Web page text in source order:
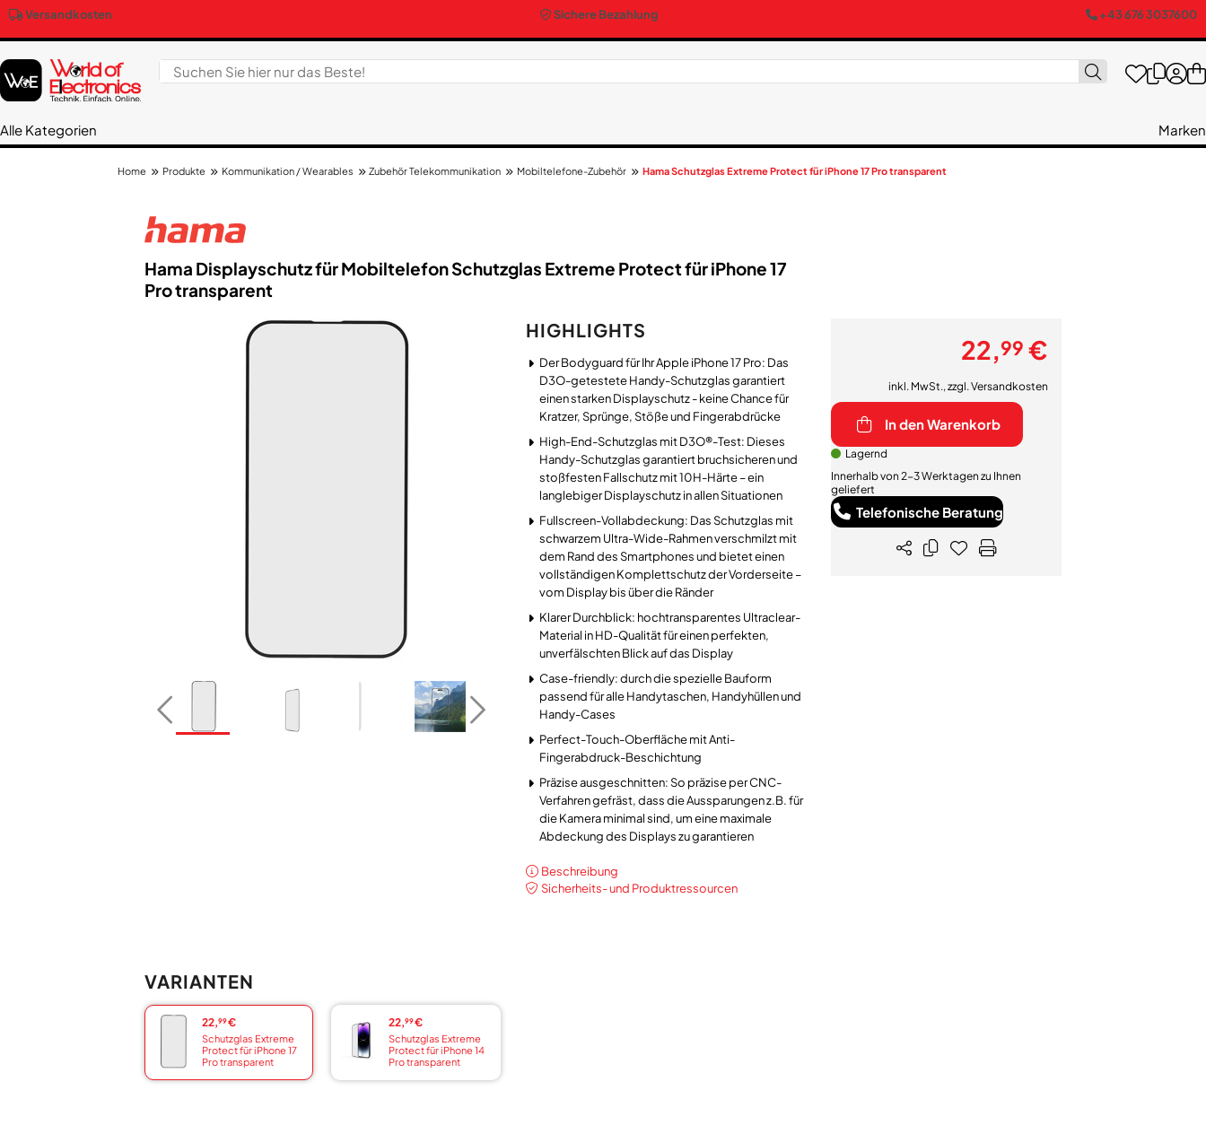
Versandkosten Sichere Bezahlung +43 676 3037600
Alle Kategorien Marken
Home Produkte Kommunikation / Wearables Zubehör Telekommunikation Mobiltelefone-Zubehör Hama Schutzglas Extreme Protect für iPhone 17 Pro transparent
Hama Displayschutz für Mobiltelefon Schutzglas Extreme Protect für iPhone 17
Pro transparent
HIGHLIGHTS
Der Bodyguard für Ihr Apple iPhone 17 Pro: Das
D3O-getestete Handy-Schutzglas garantiert
einen starken Displayschutz - keine Chance für
Kratzer, Sprünge, Stöße und Fingerabdrücke
High-End-Schutzglas mit D3O®-Test: Dieses
Handy-Schutzglas garantiert bruchsicheren und
stoßfesten Fallschutz mit 10H-Härte – ein
langlebiger Displayschutz in allen Situationen
Fullscreen-Vollabdeckung: Das Schutzglas mit
schwarzem Ultra-Wide-Rahmen verschmilzt mit
dem Rand des Smartphones und bietet einen
vollständigen Komplettschutz der Vorderseite –
vom Display bis über die Ränder
Klarer Durchblick: hochtransparentes Ultraclear-
Material in HD-Qualität für einen perfekten,
unverfälschten Blick auf das Display
Case-friendly: durch die spezielle Bauform
passend für alle Handytaschen, Handyhüllen und
Handy-Cases
Perfect-Touch-Oberfläche mit Anti-
Fingerabdruck-Beschichtung
Präzise ausgeschnitten: So präzise per CNC-
Verfahren gefräst, dass die Aussparungen z.B. für
die Kamera minimal sind, um eine maximale
Abdeckung des Displays zu garantieren
Beschreibung
Sicherheits- und Produktressourcen
22,99 €
inkl. MwSt., zzgl.Versandkosten
In den Warenkorb
Lagernd
Innerhalb von 2-3 Werktagen zu Ihnen
geliefert
Telefonische Beratung
VARIANTEN
22,99€
Schutzglas Extreme
Protect für iPhone 17
Pro transparent
22,99€
Schutzglas Extreme
Protect für iPhone 14
Pro transparent